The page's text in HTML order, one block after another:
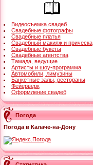
Видеосъемка свадеб
Свадебные фотографы
Свадебные платья
Свадебный макияж и прическа
Свадебные букеты
Свадебные агентства
Тамада, ведущие
Артисты и шоу-программа
Автомобили, лимузины
Банкетные залы, рестораны
Фейерверк
Оформление свадеб
Погода
Погода в Калаче-на-Дону